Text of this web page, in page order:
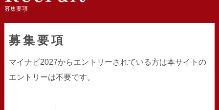
募集要項
募集要項
マイナビ2027からエントリーされている方は本サイトの
エントリーは不要です。